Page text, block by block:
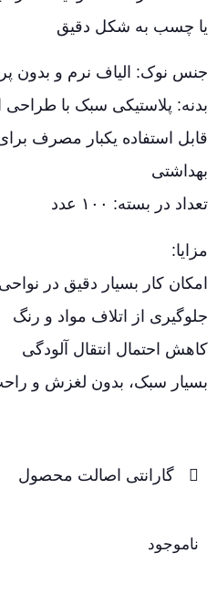
یا چسب به شکل دقیق
جنس نوک: الیاف نرم و بدون
بدنه: پلاستیکی سبک با طراحی
قابل استفاده یکبار مصرف
بهداشتی
تعداد در بسته: ۱۰۰ عدد
مزایا:
امکان کار بسیار دقیق در
جلوگیری از اتلاف مواد و رنگ
کاهش احتمال انتقال آلودگی
بسیار سبک، بدون لغزش و
گارانتی اصالت محصول
ناموجود